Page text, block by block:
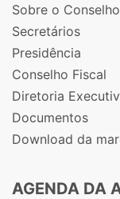
Sobre o Conselho
Secretários
Presidência
Conselho Fiscal
Diretoria
Documentos
Download da
AGENDA DA